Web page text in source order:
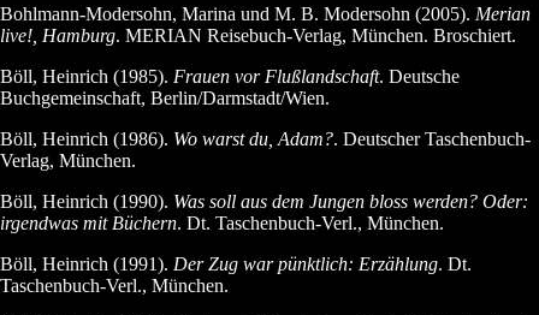
Bohlmann-Modersohn, Marina und M. B. Modersohn (2005). Merian
live!, Hamburg. MERIAN Reisebuch-Verlag, München. Broschiert.
Böll, Heinrich (1985). Frauen vor Flußlandschaft. Deutsche
Buchgemeinschaft, Berlin/Darmstadt/Wien.
Böll, Heinrich (1986). Wo warst du, Adam?. Deutscher Taschenbuch-
Verlag, München.
Böll, Heinrich (1990). Was soll aus dem Jungen bloss werden? Oder:
irgendwas mit Büchern. Dt. Taschenbuch-Verl., München.
Böll, Heinrich (1991). Der Zug war pünktlich: Erzählung. Dt.
Taschenbuch-Verl., München.